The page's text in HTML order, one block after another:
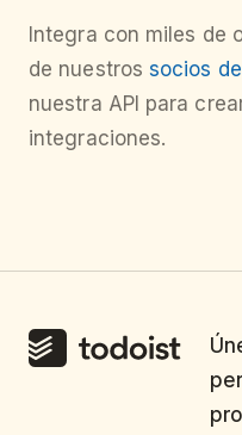
Integra con miles de
de nuestrossocios
nuestra API para
integraciones.